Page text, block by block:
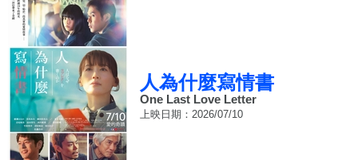
人為什麼寫情書
One Last Love Letter
上映日期：2026/07/10